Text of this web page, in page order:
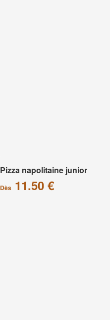
Pizza napolitaine junior
Dès11.50 €